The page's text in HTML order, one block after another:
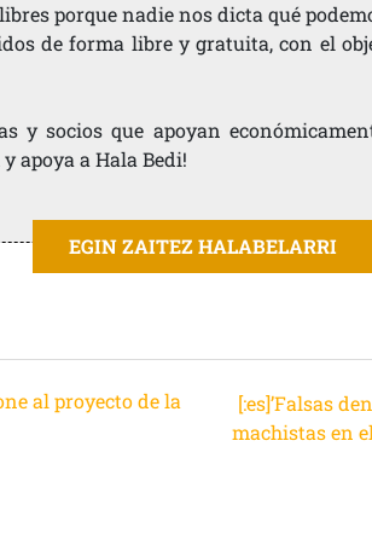
porque nadie nos dicta qué
de forma libre y gratuita, con el
y socios que apoyan
apoya a Hala Bedi!
EGIN ZAITEZ HALABELARRI
al proyecto de la
[:es]’Falsas
machistas en